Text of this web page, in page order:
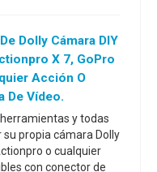
Dolly Cámara DIY
X 7, GoPro
Acción O
De Vídeo.
y todas
propia cámara Dolly
o cualquier
con conector de